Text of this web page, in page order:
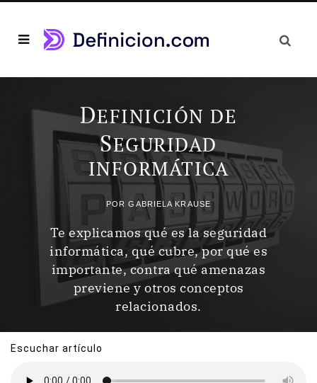
DEFINICIÓN DE
SEGURIDAD
INFORMÁTICA
PORGABRIELA KRAUSE
Te explicamos qué es la seguridad
informática, qué cubre, por qué es
importante, contra qué amenazas
previene y otros conceptos
relacionados.
Escuchar artículo